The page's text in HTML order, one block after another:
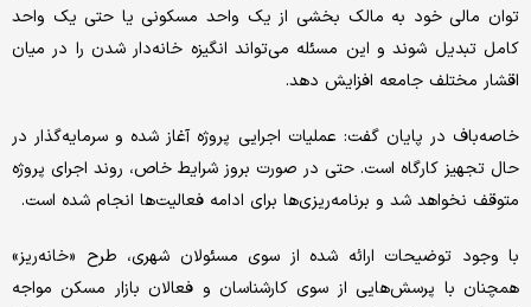
توان مالی خود به مالک بخشی از یک واحد مسکونی یا حتی یک واحد
کامل تبدیل شوند و این مسئله می‌تواند انگیزه خانه‌دار شدن را در میان
اقشار مختلف جامعه افزایش دهد.
خاصه‌باف در پایان گفت: عملیات اجرایی پروژه آغاز شده و سرمایه‌گذار در
حال تجهیز کارگاه است. حتی در صورت بروز شرایط خاص، روند اجرای پروژه
متوقف نخواهد شد و برنامه‌ریزی‌ها برای ادامه فعالیت‌ها انجام شده است.
با وجود توضیحات ارائه شده از سوی مسئولان شهری، طرح «خانه‌ریز»
همچنان با پرسش‌هایی از سوی کارشناسان و فعالان بازار مسکن مواجه